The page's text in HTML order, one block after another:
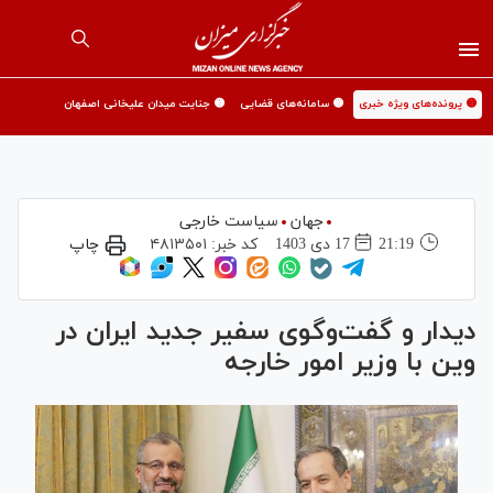
🟡 پرونده‌های ویژه خبری 🟡 سامانه‌های قضایی 🟡 جنایت میدان علیخانی اصفهان
جهان
سیاست خارجی
21:19
17 دی 1403 کد خبر: ۴۸۱۳۵۰۱ چاپ
دیدار و گفت‌وگوی سفیر جدید ایران در
وین با وزیر امور خارجه